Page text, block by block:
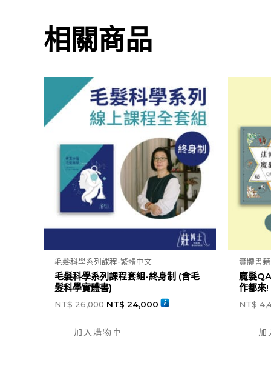
相關商品
毛髮科學系列課程-繁體中文
毛髮科學系列課程套組-終身制 (含毛
髮科學實體書)
NT$26,000 NT$ 24,000
加入購物車
實體書
魔髮
作都來!
NT$
加